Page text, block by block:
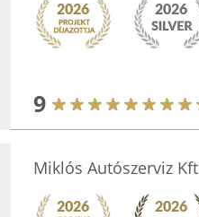
9
Miklós Autószerviz Kft